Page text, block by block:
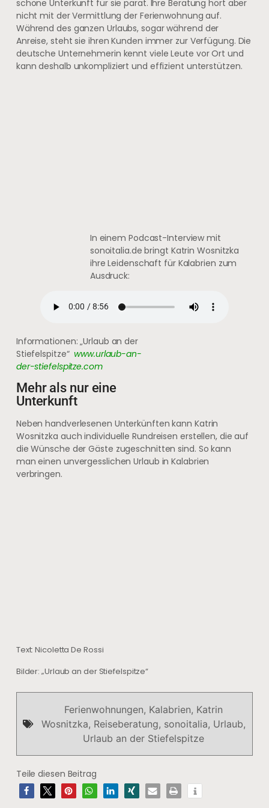
schöne Unterkunft für sie parat. Ihre Beratung hört aber
nicht mit der Vermittlung der Ferienwohnung auf.
Während des ganzen Urlaubs, sogar während der
Anreise, steht sie ihren Kunden immer zur Verfügung. Die
deutsche Unternehmerin kennt viele Leute vor Ort und
kann deshalb unkompliziert und effizient unterstützen.
In einem Podcast-Interview mit
sonoitalia.de bringt Katrin Wosnitzka
ihre Leidenschaft für Kalabrien zum
Ausdruck:
Informationen: „Urlaub an der
Stiefelspitze“www.urlaub-an-
der-stiefelspitze.com
Mehr als nur eine
Unterkunft
Neben handverlesenen Unterkünften kann Katrin
Wosnitzka auch individuelle Rundreisen erstellen, die auf
die Wünsche der Gäste zugeschnitten sind. So kann
man einen unvergesslichen Urlaub in Kalabrien
verbringen.
Text: Nicoletta De Rossi
Bilder: „Urlaub an der Stiefelspitze“
Ferienwohnungen, Kalabrien, Katrin
Wosnitzka, Reiseberatung, sonoitalia, Urlaub,
Urlaub an der Stiefelspitze
Teile diesen Beitrag